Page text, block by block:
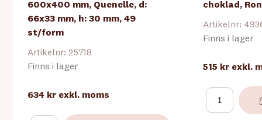
600x400 mm, Quenelle, d:
66x33 mm, h: 30 mm, 49
st/form
Artikelnr: 25718
Finns i lager
634 kr exkl. moms
choklad,
Artikelnr:
Finns i lager
515 kr exkl.